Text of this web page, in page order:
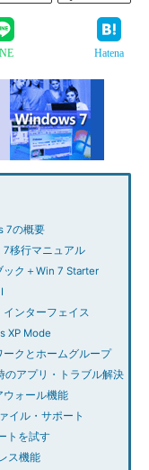
Hatena
7の概要
移行マニュアル
ック＋Win 7 Starter
ンターフェイス
XP Mode
ークとホームグループ
のアプリ・トラブル解決
ウォール機能
イル・サポート
トを試す
ス機能